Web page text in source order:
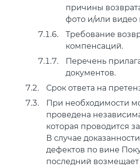
причины
фото и/или видео
Требование
компенсаций.
Перечень
документов.
Срок ответа на
При необходимости
проведена
которая проводится
В случае
дефектов по вине
последний